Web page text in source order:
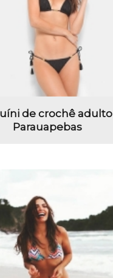
de crochê adulto
Parauapebas